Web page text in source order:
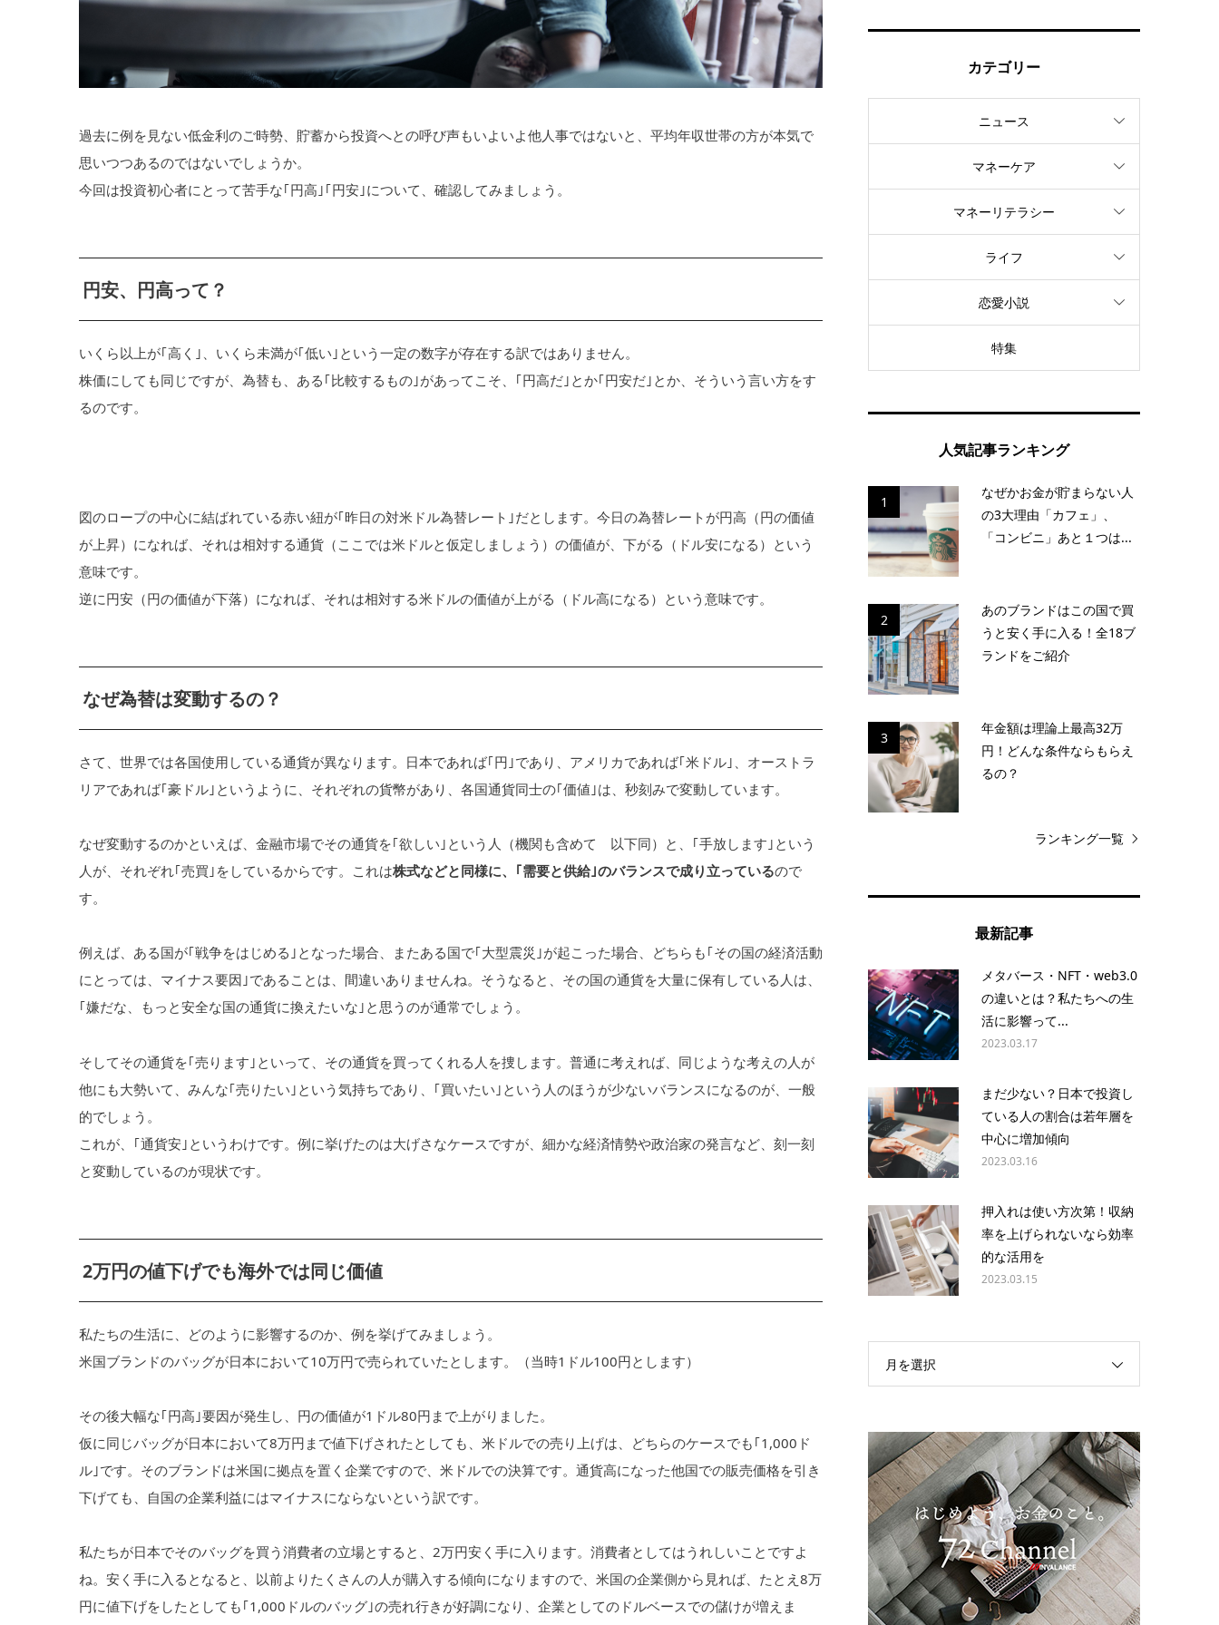
過去に例を見ない低金利のご時勢、貯蓄から投資へとの呼び声もいよいよ他人事ではないと、平均年収世帯の方が本気で
思いつつあるのではないでしょうか。
今回は投資初心者にとって苦手な｢円高｣｢円安｣について、確認してみましょう。
円安、円高って？
いくら以上が｢高く｣、いくら未満が｢低い｣という一定の数字が存在する訳ではありません。
株価にしても同じですが、為替も、ある｢比較するもの｣があってこそ、｢円高だ｣とか｢円安だ｣とか、そういう言い方をす
るのです。
図のロープの中心に結ばれている赤い紐が｢昨日の対米ドル為替レート｣だとします。今日の為替レートが円高（円の価値
が上昇）になれば、それは相対する通貨（ここでは米ドルと仮定しましょう）の価値が、下がる（ドル安になる）という
意味です。
逆に円安（円の価値が下落）になれば、それは相対する米ドルの価値が上がる（ドル高になる）という意味です。
なぜ為替は変動するの？
さて、世界では各国使用している通貨が異なります。日本であれば｢円｣であり、アメリカであれば｢米ドル｣、オーストラ
リアであれば｢豪ドル｣というように、それぞれの貨幣があり、各国通貨同士の｢価値｣は、秒刻みで変動しています。
なぜ変動するのかといえば、金融市場でその通貨を｢欲しい｣という人（機関も含めて 以下同）と、｢手放します｣という
人が、それぞれ｢売買｣をしているからです。これは株式などと同様に、｢需要と供給｣のバランスで成り立っているので
す。
例えば、ある国が｢戦争をはじめる｣となった場合、またある国で｢大型震災｣が起こった場合、どちらも｢その国の経済活動
にとっては、マイナス要因｣であることは、間違いありませんね。そうなると、その国の通貨を大量に保有している人は、
｢嫌だな、もっと安全な国の通貨に換えたいな｣と思うのが通常でしょう。
そしてその通貨を｢売ります｣といって、その通貨を買ってくれる人を捜します。普通に考えれば、同じような考えの人が
他にも大勢いて、みんな｢売りたい｣という気持ちであり、｢買いたい｣という人のほうが少ないバランスになるのが、一般
的でしょう。
これが、｢通貨安｣というわけです。例に挙げたのは大げさなケースですが、細かな経済情勢や政治家の発言など、刻一刻
と変動しているのが現状です。
2万円の値下げでも海外では同じ価値
私たちの生活に、どのように影響するのか、例を挙げてみましょう。
米国ブランドのバッグが日本において10万円で売られていたとします。（当時1ドル100円とします）
その後大幅な｢円高｣要因が発生し、円の価値が1ドル80円まで上がりました。
仮に同じバッグが日本において8万円まで値下げされたとしても、米ドルでの売り上げは、どちらのケースでも｢1,000ド
ル｣です。そのブランドは米国に拠点を置く企業ですので、米ドルでの決算です。通貨高になった他国での販売価格を引き
下げても、自国の企業利益にはマイナスにならないという訳です。
私たちが日本でそのバッグを買う消費者の立場とすると、2万円安く手に入ります。消費者としてはうれしいことですよ
ね。安く手に入るとなると、以前よりたくさんの人が購入する傾向になりますので、米国の企業側から見れば、たとえ8万
円に値下げをしたとしても｢1,000ドルのバッグ｣の売れ行きが好調になり、企業としてのドルベースでの儲けが増えま
カテゴリー
ニュース
マネーケア
マネーリテラシー
ライフ
恋愛小説
特集
人気記事ランキング
1
なぜかお金が貯まらない人
の3大理由「カフェ」、
「コンビニ」あと１つは...
2
あのブランドはこの国で買
うと安く手に入る！全18ブ
ランドをご紹介
3
年金額は理論上最高32万
円！どんな条件ならもらえ
るの？
ランキング一覧
最新記事
メタバース・NFT・web3.0
の違いとは？私たちへの生
活に影響って...
2023.03.17
まだ少ない？日本で投資し
ている人の割合は若年層を
中心に増加傾向
2023.03.16
押入れは使い方次第！収納
率を上げられないなら効率
的な活用を
2023.03.15
月を選択